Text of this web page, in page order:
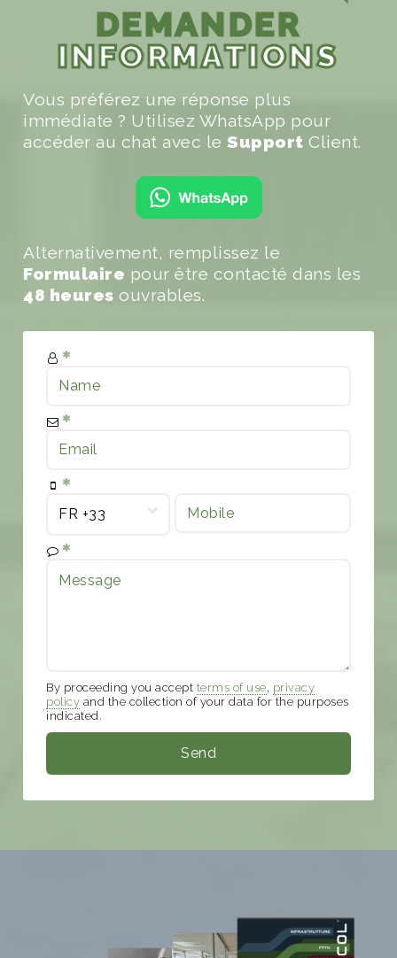
DEMANDER
INFORMATIONS
Vous préférez une réponse plus
immédiate ? Utilisez WhatsApp pour
accéder au chat avec leSupport Client.
Alternativement, remplissez le
Formulaire pour être contacté dans les
48 heures ouvrables.
By proceeding you accept terms of use, privacy
policy and the collection of your data for the purposes
indicated.